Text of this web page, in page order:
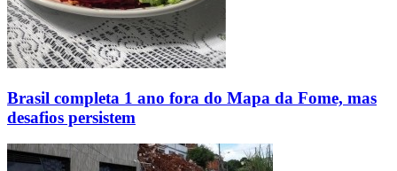
Brasil completa 1 ano fora do Mapa da Fome, mas
desafios persistem